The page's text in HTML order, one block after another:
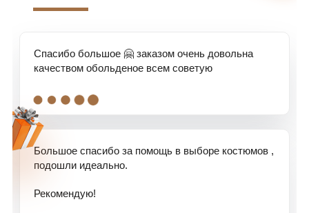
Спасибо большое 🤗 заказом очень довольна
качеством обольденое всем советую
. . . . .
Большое спасибо за помощь в выборе костюмов ,
подошли идеально.
Рекомендую!